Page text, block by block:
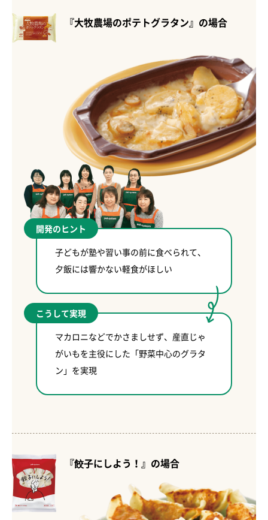
『大牧農場のポテトグラタン』の場合
開発のヒント
子どもが塾や習い事の前に食べられて、
夕飯には響かない軽食がほしい
こうして実現
マカロニなどでかさましせず、産直じゃ
がいもを主役にした「野菜中心のグラタ
ン」を実現
『餃子にしよう！』の場合